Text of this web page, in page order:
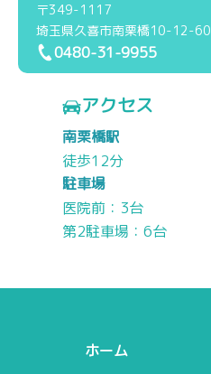
〒349-1117
埼玉県久喜市南栗橋10-12-60
0480-31-9955
アクセス
南栗橋駅
徒歩12分
駐車場
医院前：3台
第2駐車場：6台
ホーム